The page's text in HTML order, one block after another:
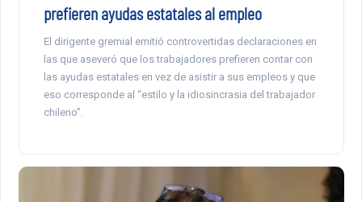
prefieren ayudas estatales al empleo
El dirigente gremial emitió controvertidas declaraciones en
las que aseveró que los trabajadores prefieren contar con
las ayudas estatales en vez de asistir a sus empleos y que
eso corresponde al “estilo y la idiosincrasia del trabajador
chileno”.